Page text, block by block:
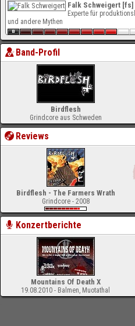
Falk Schweigert [fs]
Experte für
und andere Mythen
Band-Profil
Birdflesh
Grindcore aus Schweden
Reviews
Birdflesh - The Farmers Wrath
Grindcore - 2008
Konzertberichte
Mountains Of Death X
19.08.2010 - Balmen, Muotathal